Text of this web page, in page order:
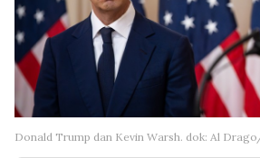
Donald Trump dan Kevin Warsh. dok: Al